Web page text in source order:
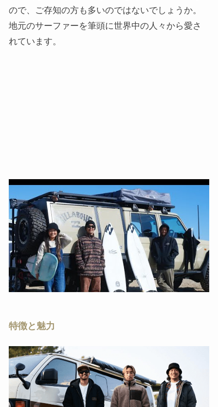
ので、ご存知の方も多いのではないでしょうか。
地元のサーファーを筆頭に世界中の人々から愛さ
れています。
特徴と魅力